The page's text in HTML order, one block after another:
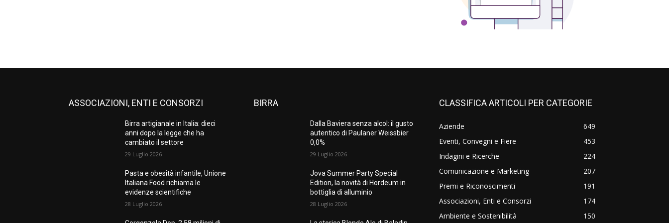
ASSOCIAZIONI, ENTI E CONSORZI
Birra artigianale in Italia: dieci
anni dopo la legge che ha
cambiato il settore
29 Luglio 2026
Pasta e obesità infantile, Unione
Italiana Food richiama le
evidenze scientifiche
28 Luglio 2026
BIRRA
Dalla Baviera senza alcol: il gusto
autentico di Paulaner Weissbier
0,0%
29 Luglio 2026
Jova Summer Party Special
Edition, la novità di Hordeum in
bottiglia di alluminio
28 Luglio 2026
CLASSIFICA ARTICOLI PER CATEGORIE
Aziende
649
Eventi, Convegni e Fiere
453
Indagini e Ricerche
224
Comunicazione e Marketing
207
Premi e Riconoscimenti
191
Associazioni, Enti e Consorzi
174
Ambiente e Sostenibilità
150